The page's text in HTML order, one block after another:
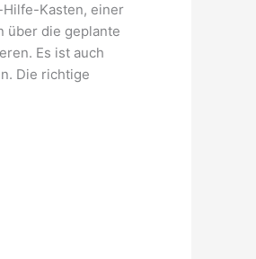
Hilfe-Kasten, einer
über die geplante
Es ist auch
Die richtige